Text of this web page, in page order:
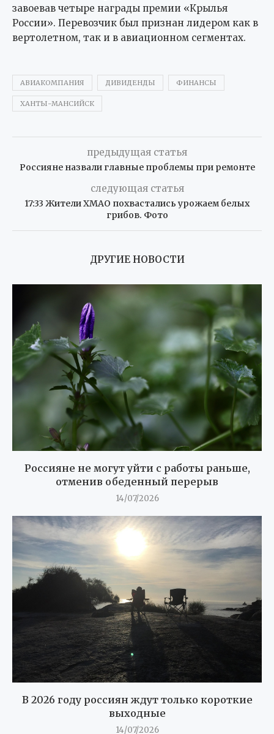
завоевав четыре награды премии «Крылья
России». Перевозчик был признан лидером как в
вертолетном, так и в авиационном сегментах.
АВИАКОМПАНИЯ ДИВИДЕНДЫ ФИНАНСЫ
ХАНТЫ-МАНСИЙСК
предыдущая статья
Россияне назвали главные проблемы при ремонте
следующая статья
17:33 Жители ХМАО похвастались урожаем белых
грибов. Фото
ДРУГИЕ НОВОСТИ
Россияне не могут уйти с работы раньше,
отменив обеденный перерыв
14/07/2026
В 2026 году россиян ждут только короткие
выходные
14/07/2026